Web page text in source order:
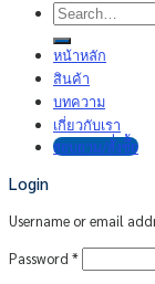
Search
for:
หน้าหลัก
สินค้า
บทความ
เกี่ยวกับเรา
สอบถาม/สั่งซื้อ
Login
Username or email
Password *